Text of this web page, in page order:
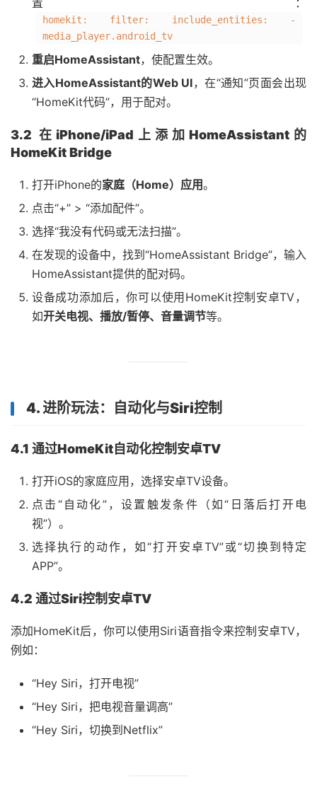
homekit: filter: include_entities: -
media_player.android_tv
重启HomeAssistant，使配置生效。
进入HomeAssistant的Web UI，在“通知”页面会出现
“HomeKit代码”，用于配对。
3.2 在iPhone/iPad上添加HomeAssistant的
HomeKit Bridge
打开iPhone的家庭（Home）应用。
点击“+” > “添加配件”。
选择“我没有代码或无法扫描”。
在发现的设备中，找到“HomeAssistant Bridge”，输入
HomeAssistant提供的配对码。
设备成功添加后，你可以使用HomeKit控制安卓TV，
如开关电视、播放/暂停、音量调节等。
4. 进阶玩法：自动化与Siri控制
4.1 通过HomeKit自动化控制安卓TV
打开iOS的家庭应用，选择安卓TV设备。
点击“自动化”，设置触发条件（如“日落后打开电
视”）。
选择执行的动作，如“打开安卓TV”或“切换到特定
APP”。
4.2 通过Siri控制安卓TV
添加HomeKit后，你可以使用Siri语音指令来控制安卓TV，
例如：
“Hey Siri，打开电视”
“Hey Siri，把电视音量调高”
“Hey Siri，切换到Netflix”